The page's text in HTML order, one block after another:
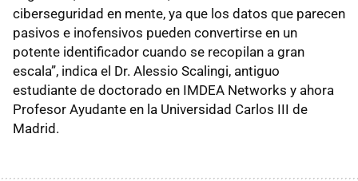
ciberseguridad en mente, ya que los datos que parecen
pasivos e inofensivos pueden convertirse en un
potente identificador cuando se recopilan a gran
escala”, indica el Dr. Alessio Scalingi, antiguo
estudiante de doctorado en IMDEA Networks y ahora
Profesor Ayudante en la Universidad Carlos III de
Madrid.